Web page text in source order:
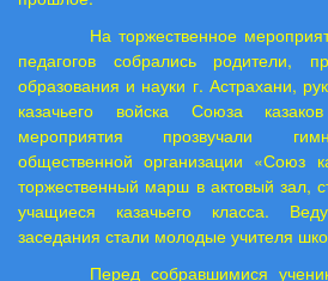
На торжественное
педагогов собрались родители,
образования и науки г. Астрахани,
казачьего войска Союза
мероприятия прозвучали
общественной организации «Союз
торжественный марш в актовый зал,
учащиеся казачьего класса.
заседания стали молодые учителя
Перед собравшимися